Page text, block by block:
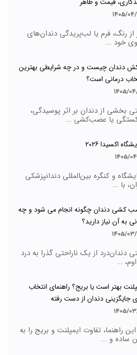
1405/
از رنگ، فرم یا لب‌پریدگی دندان‌های
خود ...
دندان چیست و در چه شرایطی بهترین
درمانی است؟
1405/
بخشی از دندان بر اثر پوسیدگی،
یا عصب‌کشی ...
اکسیدا 2026
1405/
و کنگره بین‌المللی دندانپزشکی
با ...
کشی دندان چگونه انجام می شود و چه
به آن نیاز دارید؟
1405/
دندان‌درد از یک ناراحتی گذرا به درد
...
بهتر است یا بریج؟ راهنمای انتخاب
جایگزینی دندان از دست رفته
1405/
راهنما، تفاوت ایمپلنت و بریج را به
ساده و ...